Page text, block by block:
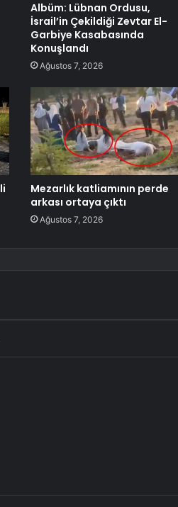
Albüm: Lübnan Ordusu,
İsrail’in Çekildiği Zevtar El-
Garbiye Kasabasında
Konuşlandı
Ağustos 7, 2026
Mezarlık katliamının perde
arkası ortaya çıktı
Ağustos 7, 2026